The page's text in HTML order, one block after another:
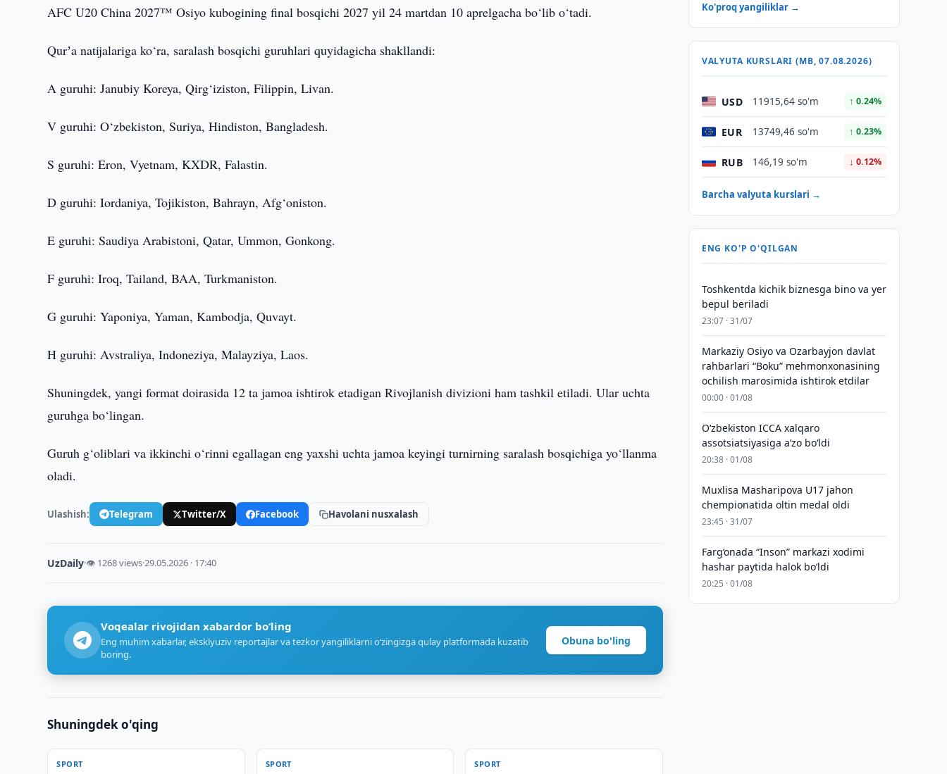
AFC U20 China 2027™ Osiyo kubogining final bosqichi 2027 yil 24 martdan 10 aprelgacha bo‘lib o‘tadi.
Qurʼa natijalariga ko‘ra, saralash bosqichi guruhlari quyidagicha shakllandi:
A guruhi: Janubiy Koreya, Qirg‘iziston, Filippin, Livan.
V guruhi: O‘zbekiston, Suriya, Hindiston, Bangladesh.
S guruhi: Eron, Vyetnam, KXDR, Falastin.
D guruhi: Iordaniya, Tojikiston, Bahrayn, Afg‘oniston.
E guruhi: Saudiya Arabistoni, Qatar, Ummon, Gonkong.
F guruhi: Iroq, Tailand, BAA, Turkmaniston.
G guruhi: Yaponiya, Yaman, Kambodja, Quvayt.
H guruhi: Avstraliya, Indoneziya, Malayziya, Laos.
Shuningdek, yangi format doirasida 12 ta jamoa ishtirok etadigan Rivojlanish divizioni ham tashkil etiladi. Ular uchta
guruhga bo‘lingan.
Guruh g‘oliblari va ikkinchi o‘rinni egallagan eng yaxshi uchta jamoa keyingi turnirning saralash bosqichiga yo‘llanma
oladi.
Ulashish: Telegram Twitter/X Facebook Havolani nusxalash
UzDaily·👁 1268 views·29.05.2026 · 17:40
Voqealar rivojidan xabardor bo‘ling
Eng muhim xabarlar, eksklyuziv reportajlar va tezkor yangiliklarni o‘zingizga qulay platformada kuzatib
boring.
Obuna bo'ling
Shuningdek o'qing
SPORT SPORT SPORT
Ko'proq yangiliklar →
VALYUTA KURSLARI (MB, 07.08.2026)
USD 11915,64 so'm ↑ 0.24%
EUR 13749,46 so'm ↑ 0.23%
RUB 146,19 so'm ↓ 0.12%
Barcha valyuta kurslari →
ENG KO'P O'QILGAN
Toshkentda kichik biznesga bino va yer
bepul beriladi
23:07 · 31/07
Markaziy Osiyo va Ozarbayjon davlat
rahbarlari “Boku” mehmonxonasining
ochilish marosimida ishtirok etdilar
00:00 · 01/08
O‘zbekiston ICCA xalqaro
assotsiatsiyasiga aʼzo bo‘ldi
20:38 · 01/08
Muxlisa Masharipova U17 jahon
chempionatida oltin medal oldi
23:45 · 31/07
Farg‘onada “Inson” markazi xodimi
hashar paytida halok bo‘ldi
20:25 · 01/08